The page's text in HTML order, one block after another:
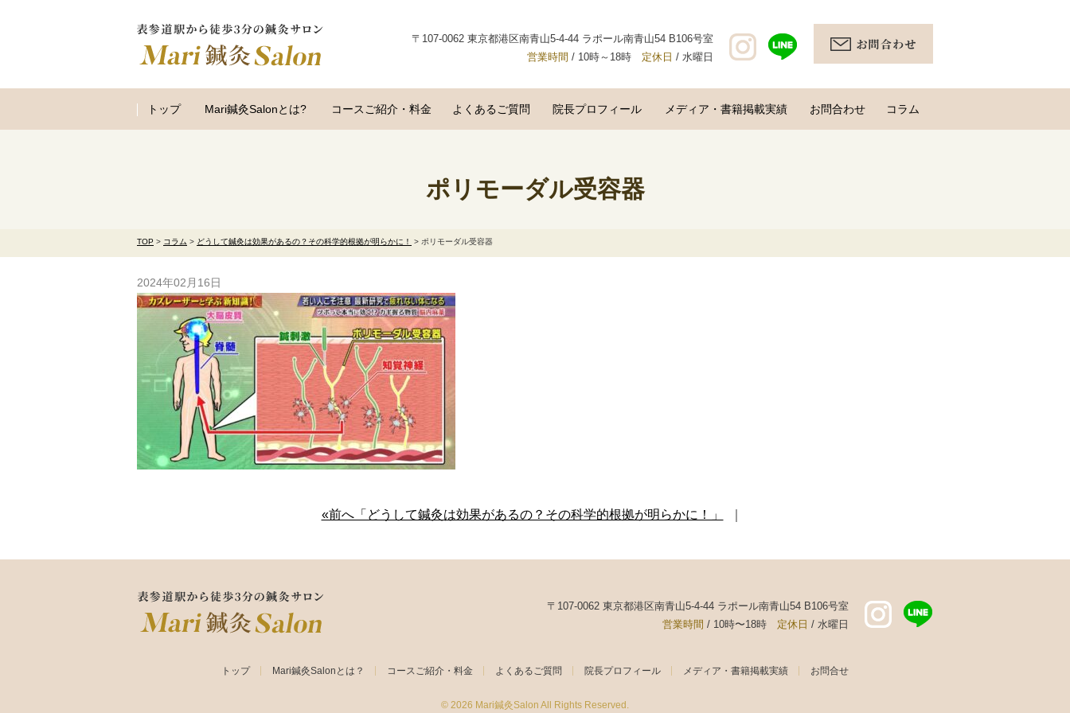
〒107-0062 東京都港区南青山5-4-44 ラポール南青山54 B106号室
営業時間 / 10時～18時 定休日 / 水曜日
トップ Mari鍼灸Salonとは? コースご紹介・料金 よくあるご質問 院長プロフィール メディア・書籍掲載実績 お問合わせ コラム
ポリモーダル受容器
TOP > コラム > どうして鍼灸は効果があるの？その科学的根拠が明らかに！ > ポリモーダル受容器
2024年02月16日
«前へ「どうして鍼灸は効果があるの？その科学的根拠が明らかに！」
〒107-0062 東京都港区南青山5-4-44 ラポール南青山54 B106号室
営業時間 / 10時〜18時 定休日 / 水曜日
トップ Mari鍼灸Salonとは？ コースご紹介・料金 よくあるご質問 院長プロフィール メディア・書籍掲載実績 お問合せ
© 2026 Mari鍼灸Salon All Rights Reserved.